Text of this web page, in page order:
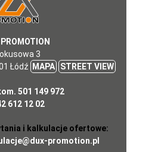
3
Łódź
MAPA STREET VIEW
501 149 972
612 12 02
i kalkulacje ofertowe:
promotion.pl